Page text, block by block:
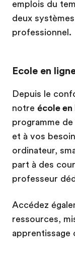
emplois du
deux
professionnel.
Ecole en
Depuis le
notre école en
programme
et à vos
ordinateur,
part à des
professeur
Accédez
ressources,
apprentissage